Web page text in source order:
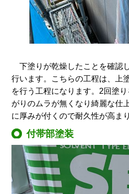
下塗りが乾燥したことを確認
行います。こちらの工程は、上
を行う工程になります。2回塗
がりのムラが無くなり綺麗な仕
に厚みが付くので耐久性が高ま
付帯部塗装